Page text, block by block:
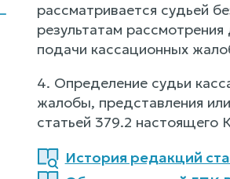
рассматривается судьей
результатам
подачи кассационных
4. Определение судьи
жалобы, представления
статьей 379.2 настоящего
История редакций